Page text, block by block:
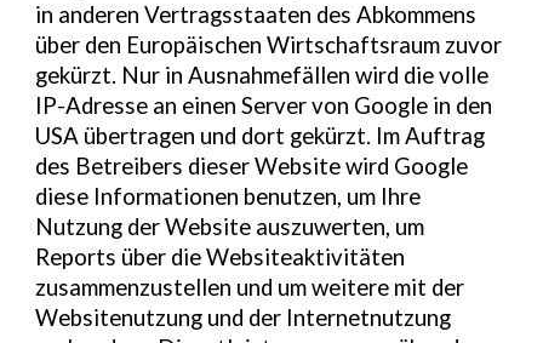
in anderen Vertragsstaaten des Abkommens
über den Europäischen Wirtschaftsraum zuvor
gekürzt. Nur in Ausnahmefällen wird die volle
IP-Adresse an einen Server von Google in den
USA übertragen und dort gekürzt. Im Auftrag
des Betreibers dieser Website wird Google
diese Informationen benutzen, um Ihre
Nutzung der Website auszuwerten, um
Reports über die Websiteaktivitäten
zusammenzustellen und um weitere mit der
Websitenutzung und der Internetnutzung